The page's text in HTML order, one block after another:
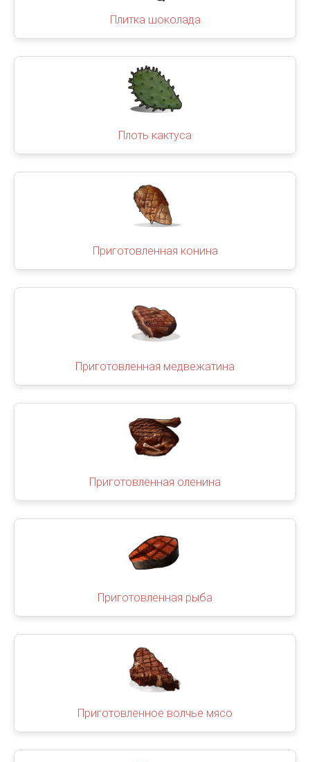
Плитка шоколада
Плоть кактуса
Приготовленная конина
Приготовленная медвежатина
Приготовленная оленина
Приготовленная рыба
Приготовленное волчье мясо